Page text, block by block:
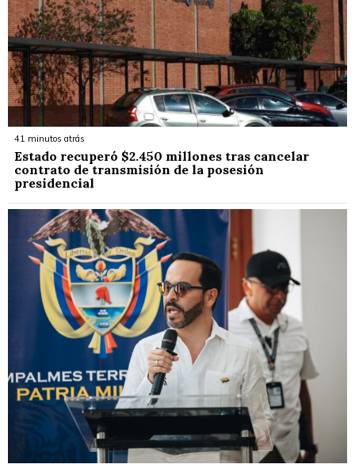
41 minutos atrás
Estado recuperó $2.450 millones tras cancelar
contrato de transmisión de la posesión
presidencial